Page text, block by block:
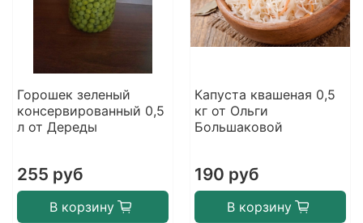
Горошек зеленый
консервированный 0,5
л от Дереды
255 руб
В корзину
Капуста квашеная 0,5
кг от Ольги
Большаковой
190 руб
В корзину